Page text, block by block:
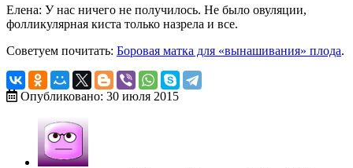
Елена: У нас ничего не получилось. Не было овуляции,
фолликулярная киста только назрела и все.
Советуем почитать: Боровая матка для «вынашивания» плода.
Опубликовано: 30 июля 2015